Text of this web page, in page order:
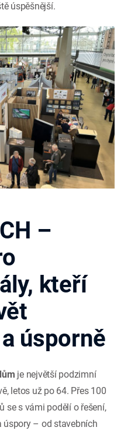
úspěšnější.
–
kteří
úsporně
je největší podzimní
letos už po 64. Přes 100
se s vámi podělí o řešení,
úspory – od stavebních